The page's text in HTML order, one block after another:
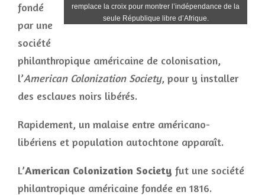
remplace la croix pour montrer l’indépendance de la
seule République libre d’Afrique.
fondé
par une
société
philanthropique américaine de colonisation,
l’American Colonization Society, pour y installer
des esclaves noirs libérés.
Rapidement, un malaise entre américano-
libériens et population autochtone apparaît.
L’American Colonization Society fut une société
philantropique américaine fondée en 1816.